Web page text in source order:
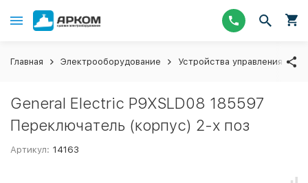
Главная Электрооборудование Устройства управления
General Electric P9XSLD08 185597
Переключатель (корпус) 2-х поз
Артикул: 14163